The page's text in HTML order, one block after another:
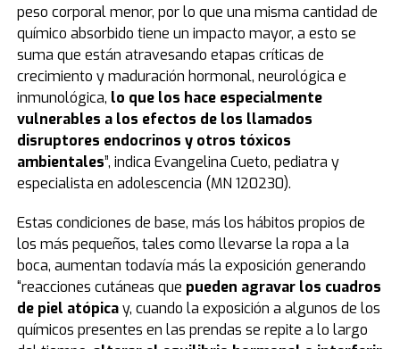
peso corporal menor, por lo que una misma cantidad de
químico absorbido tiene un impacto mayor, a esto se
suma que están atravesando etapas críticas de
crecimiento y maduración hormonal, neurológica e
inmunológica, lo que los hace especialmente
vulnerables a los efectos de los llamados
disruptores endocrinos y otros tóxicos
ambientales”, indica Evangelina Cueto, pediatra y
especialista en adolescencia (MN 120230).
Estas condiciones de base, más los hábitos propios de
los más pequeños, tales como llevarse la ropa a la
boca, aumentan todavía más la exposición generando
“reacciones cutáneas que pueden agravar los cuadros
de piel atópicay, cuando la exposición a algunos de los
químicos presentes en las prendas se repite a lo largo